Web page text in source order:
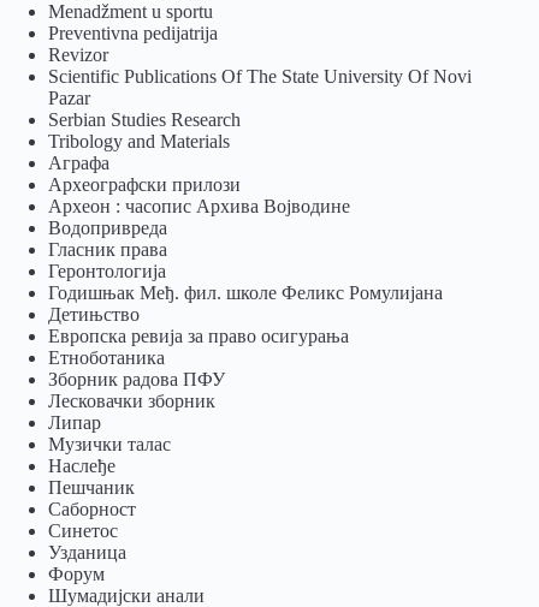
Menadžment u sportu
Preventivna pedijatrija
Revizor
Scientific Publications Of The State University Of Novi
Pazar
Serbian Studies Research
Tribology and Materials
Аграфа
Археографски прилози
Археон : часопис Архива Војводине
Водопривреда
Гласник права
Геронтологија
Годишњак Међ. фил. школе Феликс Ромулијана
Детињство
Европска ревија за право осигурања
Eтноботаника
Зборник радова ПФУ
Лесковачки зборник
Липар
Музички талас
Наслеђе
Пешчаник
Саборност
Синетос
Узданица
Форум
Шумадијски анали